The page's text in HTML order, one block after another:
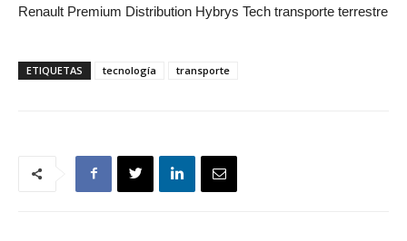
Renault Premium Distribution Hybrys Tech transporte terrestre
ETIQUETAS tecnología transporte